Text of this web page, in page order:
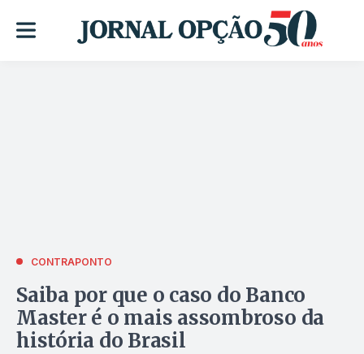
CONTRAPONTO
Saiba por que o caso do Banco
Master é o mais assombroso da
história do Brasil